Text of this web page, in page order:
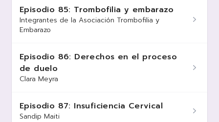
Episodio 85: Trombofilia y embarazo
Integrantes de la Asociación Trombofilia y
Embarazo
Episodio 86: Derechos en el proceso
de duelo
Clara Meyra
Episodio 87: Insuficiencia Cervical
Sandip Maiti